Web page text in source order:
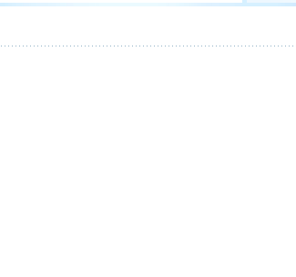
Връзки